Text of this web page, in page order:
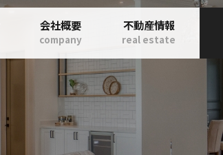
会社概要
company
不動産情報
real estate